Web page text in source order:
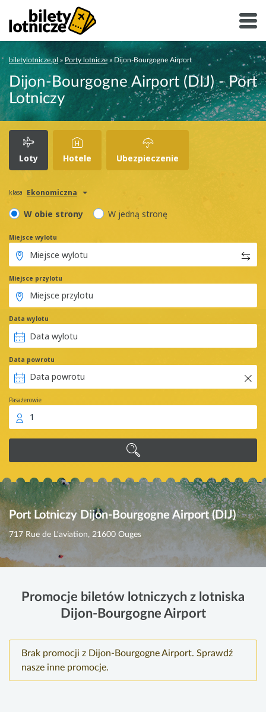
biletylotnicze.pl » Porty lotnicze » Dijon-Bourgogne Airport
Dijon-Bourgogne Airport (DIJ) - Port
Lotniczy
Loty Hotele Ubezpieczenie
klasa Ekonomiczna
W obie strony W jedną stronę
Miejsce wylotu
Miejsce przylotu
Data wylotu
Data powrotu
Pasażerowie
1
Port Lotniczy Dijon-Bourgogne Airport (DIJ)
717 Rue de L'aviation, 21600 Ouges
Promocje biletów lotniczych z lotniska
Dijon-Bourgogne Airport
Brak promocji z Dijon-Bourgogne Airport. Sprawdź
nasze inne promocje.